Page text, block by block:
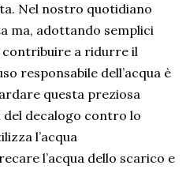
Nel nostro quotidiano
ma, adottando semplici
contribuire a ridurre il
responsabile dell’acqua è
questa preziosa
decalogo contro lo
l’acqua
l’acqua dello scarico e